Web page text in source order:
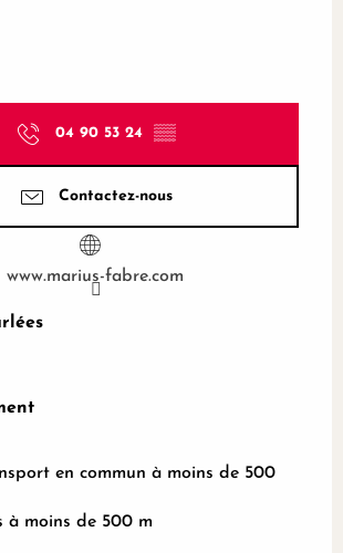
04 90 53 24 ▒▒
Contactez-nous
www.marius-fabre.com
en commun à moins de 500
à moins de 500 m